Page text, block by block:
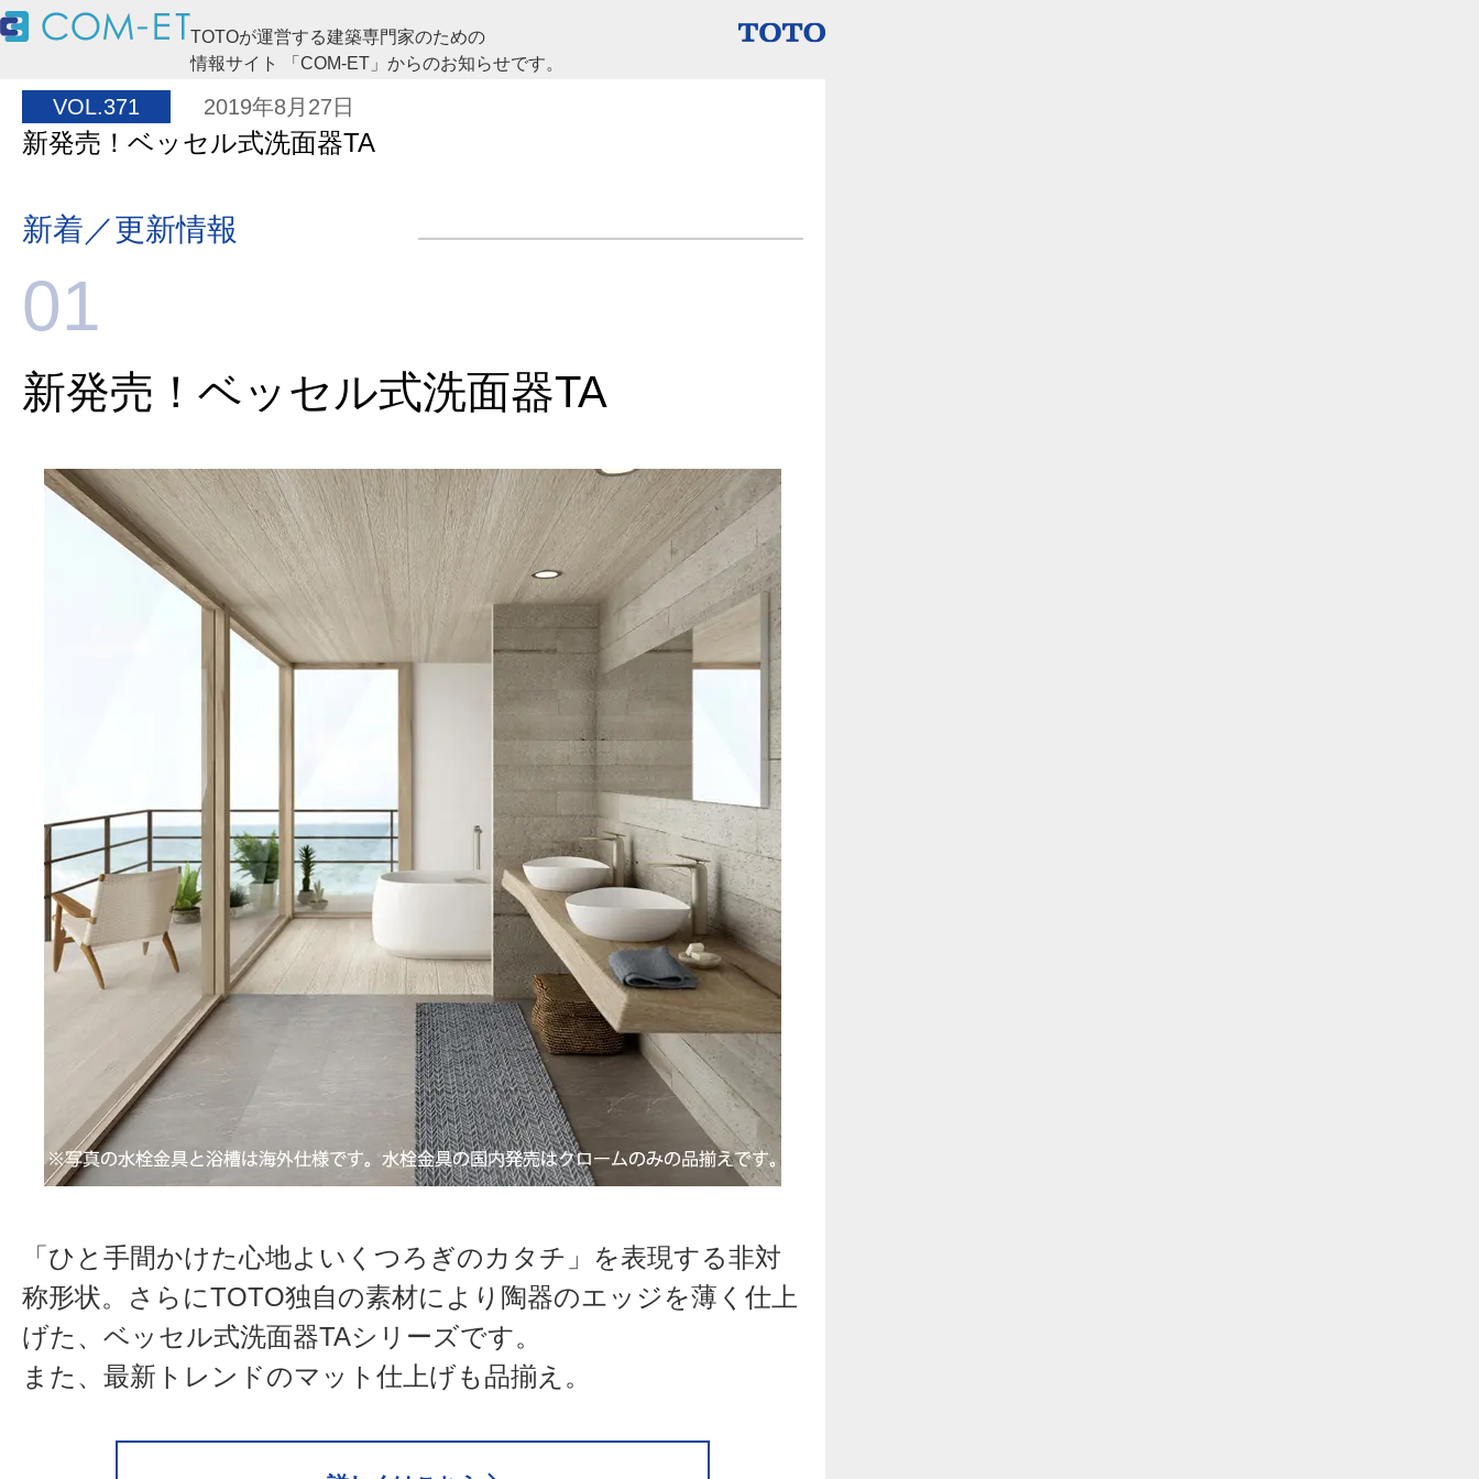
TOTOが運営する建築専門家のための
情報サイト 「COM-ET」からのお知らせです。
VOL.371 2019年8月27日
新発売！ベッセル式洗面器TA
新着／更新情報
01
新発売！ベッセル式洗面器TA
「ひと手間かけた心地よいくつろぎのカタチ」を表現する非対
称形状。さらにTOTO独自の素材により陶器のエッジを薄く仕上
げた、ベッセル式洗面器TAシリーズです。
また、最新トレンドのマット仕上げも品揃え。